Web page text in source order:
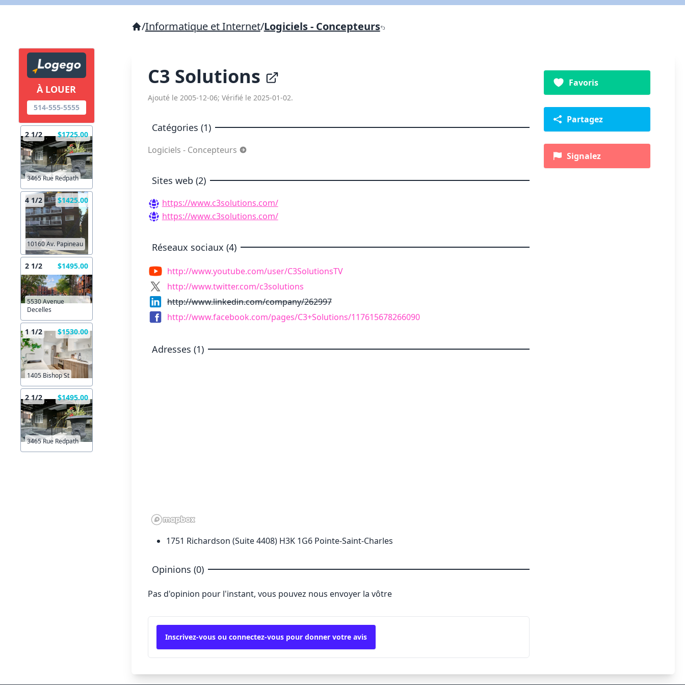
À LOUER
514-555-5555
2 1/2 $1725.00
3465 Rue Redpath
4 1/2 $1425.00
10160 Av. Papineau
2 1/2 $1495.00
5530 Avenue
Decelles
1 1/2 $1530.00
1405 Bishop St
2 1/2 $1495.00
3465 Rue Redpath
/Informatique et Internet/Logiciels - Concepteurs
C3 Solutions
Ajouté le 2005-12-06; Vérifié le 2025-01-02.
Catégories (1)
Logiciels - Concepteurs
Sites web (2)
https://www.c3solutions.com/
https://www.c3solutions.com/
Réseaux sociaux (4)
http://www.youtube.com/user/C3SolutionsTV
http://www.twitter.com/c3solutions
http://www.linkedin.com/company/262997
http://www.facebook.com/pages/C3+Solutions/117615678266090
Adresses (1)
1751 Richardson (Suite 4408) H3K 1G6 Pointe-Saint-Charles
Opinions (0)
Pas d'opinion pour l'instant, vous pouvez nous envoyer la vôtre
Inscrivez-vous ou connectez-vous pour donner votre avis
Favoris
Partagez
Signalez